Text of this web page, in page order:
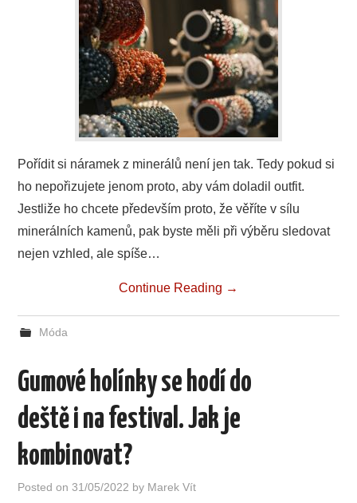
Pořídit si náramek z minerálů není jen tak. Tedy pokud si
ho nepořizujete jenom proto, aby vám doladil outfit.
Jestliže ho chcete především proto, že věříte v sílu
minerálních kamenů, pak byste měli při výběru sledovat
nejen vzhled, ale spíše…
Continue Reading →
Móda
Gumové holínky se hodí do
deště i na festival. Jak je
kombinovat?
Posted on31/05/2022 by Marek Vít